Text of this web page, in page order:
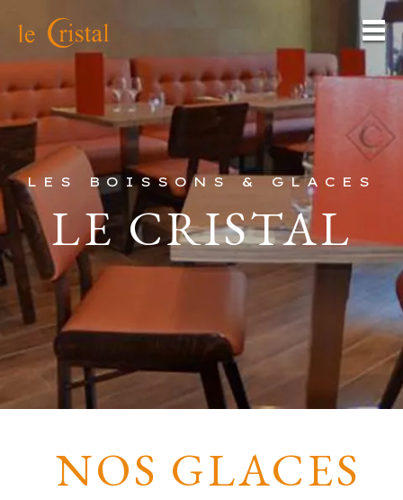
LES BOISSONS & GLACES
LE CRISTAL
NOS GLACES